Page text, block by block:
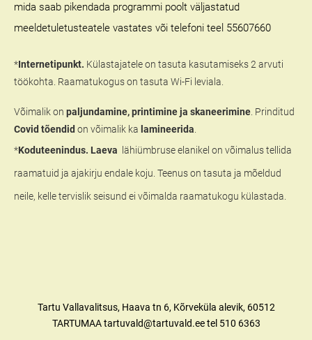
mida saab pikendada programmi poolt väljastatud
meeldetuletusteatele vastates või telefoni teel 55607660
*Internetipunkt. Külastajatele on tasuta kasutamiseks 2 arvuti
töökohta. Raamatukogus on tasuta Wi-Fi leviala.
Võimalik on paljundamine, printimine ja skaneerimine . Prinditud
Covid tõendid on võimalik ka lamineerida
*Koduteenindus. Laeva lähiümbruse elanikel on võimalus tellida
raamatuid ja ajakirju endale koju. Teenus on tasuta ja mõeldud
neile, kelle tervislik seisund ei võimalda raamatukogu külastada.
Tartu Vallavalitsus, Haava tn 6, Kõrveküla alevik, 60512
TARTUMAA tartuvald@tartuvald.ee tel 510 6363